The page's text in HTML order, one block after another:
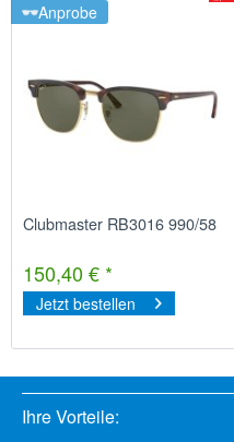
Anprobe
Clubmaster RB3016 990/58
150,40 € *
Jetzt bestellen
Ihre Vorteile: